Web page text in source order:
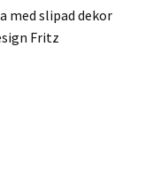
med slipad dekor
Fritz